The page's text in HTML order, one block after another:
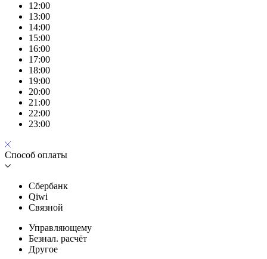
12:00
13:00
14:00
15:00
16:00
17:00
18:00
19:00
20:00
21:00
22:00
23:00
Способ оплаты
Сбербанк
Qiwi
Связной
Управляющему
Безнал. расчёт
Другое